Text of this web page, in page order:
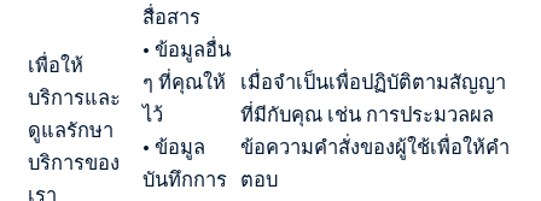
เพื่อให้
บริการและ
ดูแลรักษา
บริการของ
สื่อสาร
• ข้อมูลอื่น
ๆ ที่คุณให้
ไว้
• ข้อมูล
บันทึกการ
เมื่อจำเป็นเพื่อปฏิบัติตามสัญญา
ที่มีกับคุณ เช่น การประมวลผล
ข้อความคำสั่งของผู้ใช้เพื่อให้คำ
ตอบ